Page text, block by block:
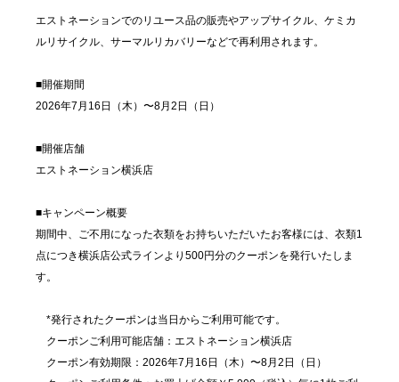
エストネーションでのリユース品の販売やアップサイクル、ケミカ
ルリサイクル、サーマルリカバリーなどで再利用されます。
■開催期間
2026年7月16日（木）〜8月2日（日）
■開催店舗
エストネーション横浜店
■キャンペーン概要
期間中、ご不用になった衣類をお持ちいただいたお客様には、衣類1
点につき横浜店公式ラインより500円分のクーポンを発行いたしま
す。
*発行されたクーポンは当日からご利用可能です。
クーポンご利用可能店舗：エストネーション横浜店
クーポン有効期限：2026年7月16日（木）〜8月2日（日）